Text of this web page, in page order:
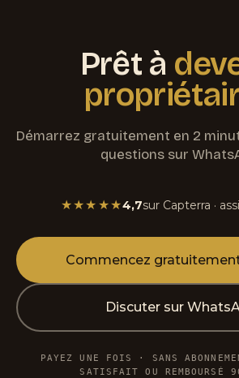
Prêt à
Démarrez gratuitement en 2
questions sur
★★★★★4,7sur Capterra ·
Commencez
Discuter sur
PAYEZ UNE FOIS · SANS
SATISFAIT OU REMBOURSÉ